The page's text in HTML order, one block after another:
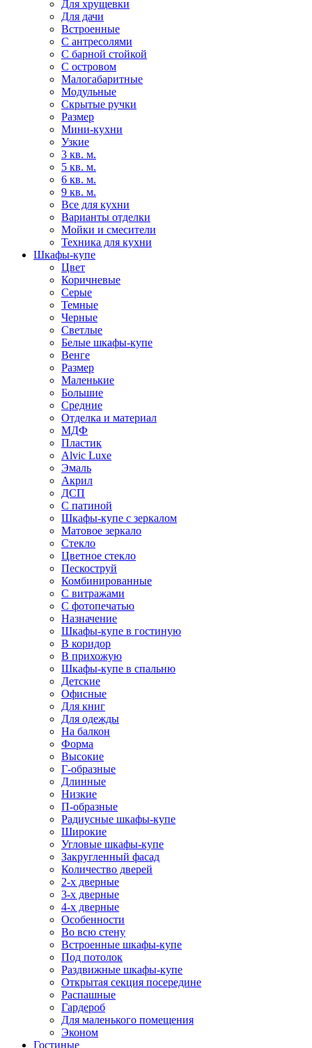
Для хрущевки
Для дачи
Встроенные
С антресолями
С барной стойкой
С островом
Малогабаритные
Модульные
Скрытые ручки
Размер
Мини-кухни
Узкие
3 кв. м.
5 кв. м.
6 кв. м.
9 кв. м.
Все для кухни
Варианты отделки
Мойки и смесители
Техника для кухни
Шкафы-купе
Цвет
Коричневые
Серые
Темные
Черные
Светлые
Белые шкафы-купе
Венге
Размер
Маленькие
Большие
Средние
Отделка и материал
МДФ
Пластик
Alvic Luxe
Эмаль
Акрил
ДСП
С патиной
Шкафы-купе с зеркалом
Матовое зеркало
Стекло
Цветное стекло
Пескоструй
Комбинированные
С витражами
С фотопечатью
Назначение
Шкафы-купе в гостиную
В коридор
В прихожую
Шкафы-купе в спальню
Детские
Офисные
Для книг
Для одежды
На балкон
Форма
Высокие
Г-образные
Длинные
Низкие
П-образные
Радиусные шкафы-купе
Широкие
Угловые шкафы-купе
Закругленный фасад
Количество дверей
2-х дверные
3-х дверные
4-х дверные
Особенности
Во всю стену
Встроенные шкафы-купе
Под потолок
Раздвижные шкафы-купе
Открытая секция посередине
Распашные
Гардероб
Для маленького помещения
Эконом
Гостиные